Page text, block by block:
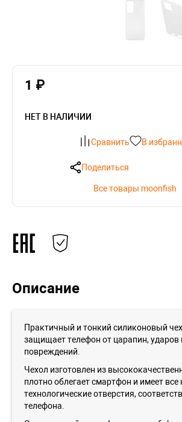
1 ₽
НЕТ В НАЛИЧИИ
Сравнить В
Поделиться
Все товары moonfish
Описание
Практичный и тонкий силиконовый
защищает телефон от царапин, ударов
повреждений.
Чехол изготовлен из
плотно облегает смартфон и имеет
технологические отверстия,
телефона.